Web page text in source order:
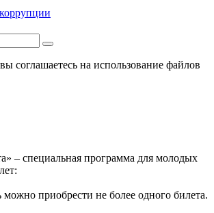
соглашаетесь на использование файлов
– специальная программа для молодых
приобрести не более одного билета.